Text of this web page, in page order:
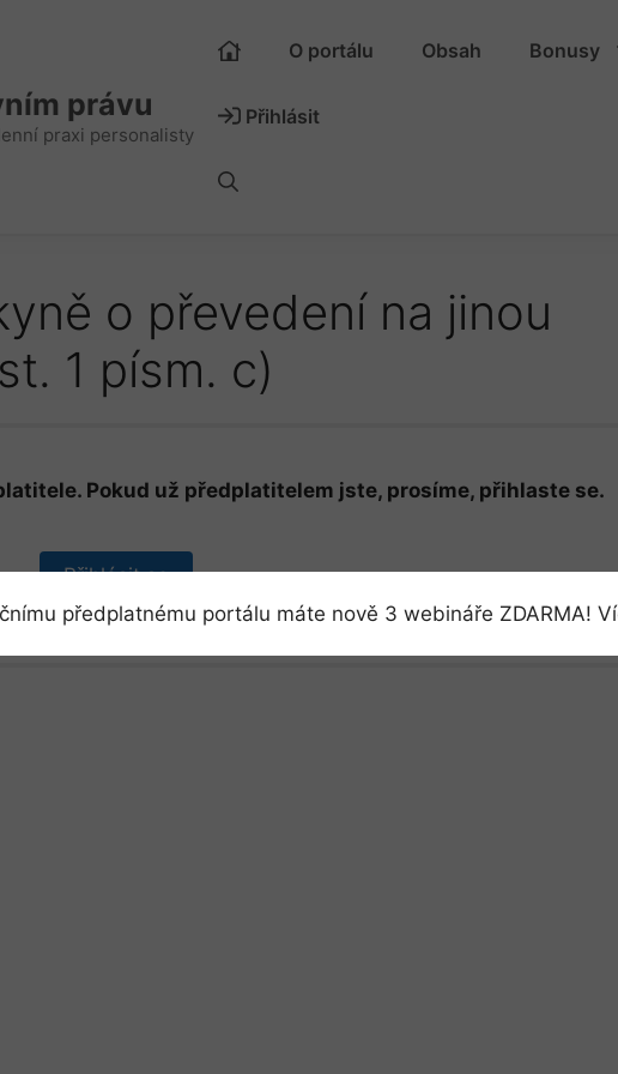
právu
praxi personalisty
O portálu Obsah Bonusy
Přihlásit
o převedení na jinou
1 písm. c)
Pokud už předplatitelem jste, prosíme, přihlaste se.
Přihlásit se
předplatnému portálu máte nově 3 webináře ZDARMA!